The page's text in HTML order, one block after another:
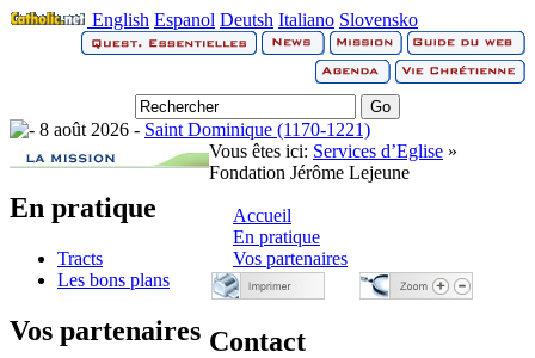
English Espanol Deutsh Italiano Slovensko
8 août 2026 - Saint Dominique (1170-1221)
En pratique
Tracts
Les bons plans
Vos partenaires
Vous êtes ici: Services d’Eglise »
Fondation Jérôme Lejeune
Accueil
En pratique
Vos partenaires
Contact